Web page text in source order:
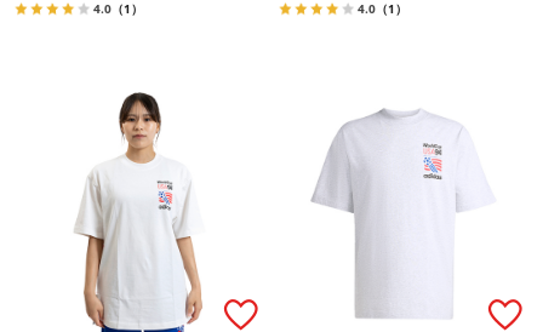
4.0 （1） 4.0 （1）